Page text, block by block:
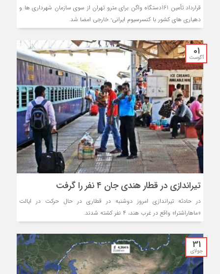
قرارداد تأمین 161دستگاه واگن برای مترو تهران از سوی سازمان شهرداری ها و
دهیاری های کشور با کنسرسیوم ایرانی- خارجی امضا شد.
01
آگوست
تیراندازی در قطار هندی جان ۴ نفر را گرفت
در حادثه تیراندازی امروز دوشنبه در قطاری در حال حرکت در ایالت
«ماهاراشترا» واقع در غرب هند، ۴ نفر کشته شدند.
31
جولای